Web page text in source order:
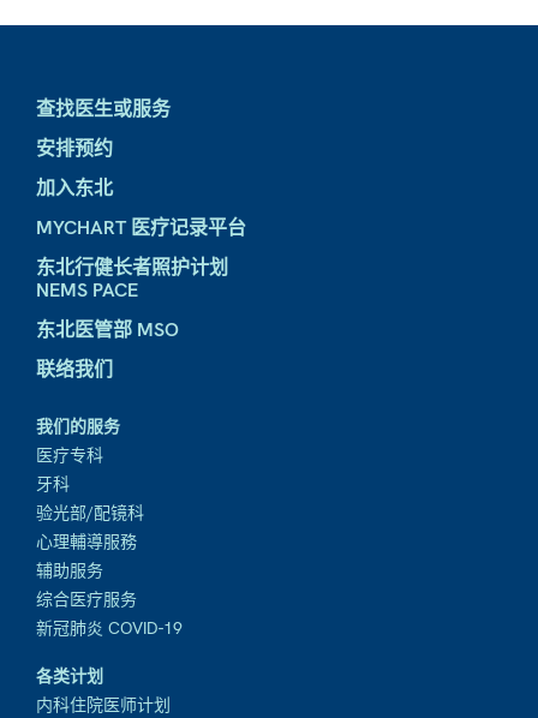
查找医生或服务
安排预约
加入东北
MYCHART 医疗记录平台
东北行健长者照护计划
NEMS PACE
东北医管部 MSO
联络我们
我们的服务
医疗专科
牙科
验光部/配镜科
心理輔導服務
辅助服务
综合医疗服务
新冠肺炎 COVID-19
各类计划
内科住院医师计划